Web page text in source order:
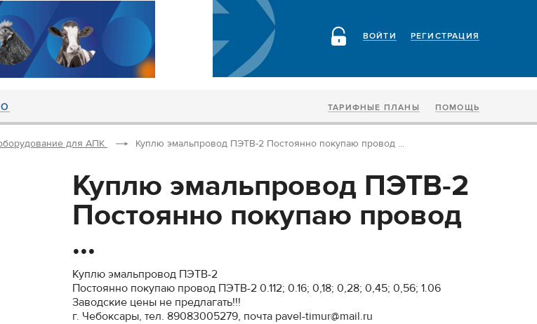
РЕГИСТРАЦИЯ
ВОЙТИ
ТАРИФНЫЕ ПЛАНЫ ПОМОЩЬ
для АПК Куплю эмальпровод ПЭТВ-2 Постоянно покупаю провод ...
Куплю эмальпровод ПЭТВ-2
Постоянно покупаю провод
...
Куплю эмальпровод ПЭТВ-2
Постоянно покупаю провод ПЭТВ-2 0.112; 0.16; 0,18; 0,28; 0,45; 0,56; 1.06
Заводские цены не предлагать!!!
г. Чебоксары, тел. 89083005279, почта pavel-timur@mail.ru